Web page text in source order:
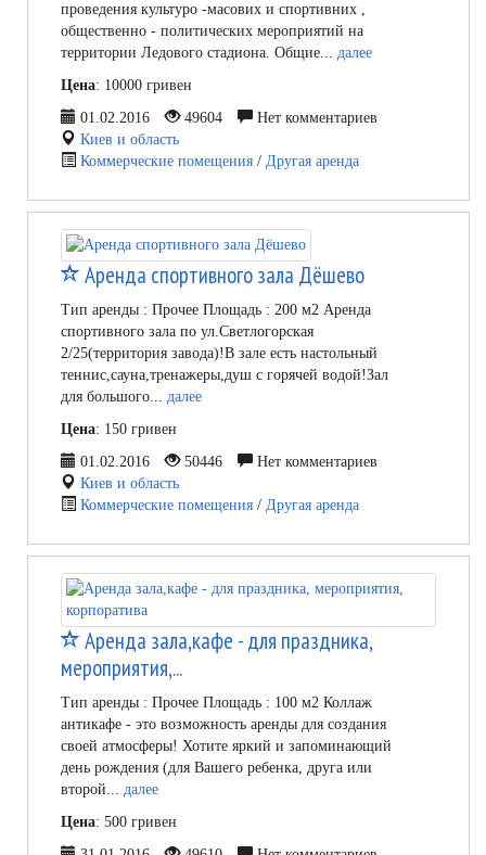
проведения культуро -масових и спортивних ,
общественно - политических мероприятий на
территории Ледового стадиона. Общие... далее
Цена: 10000 гривен
01.02.2016
49604
Нет комментариев
Киев и область
Коммерческие помещения / Другая аренда
Аренда спортивного зала Дёшево
Тип аренды : Прочее Площадь : 200 м2 Аренда
спортивного зала по ул.Светлогорская
2/25(территория завода)!В зале есть настольный
теннис,сауна,тренажеры,душ с горячей водой!Зал
для большого... далее
Цена: 150 гривен
01.02.2016
50446
Нет комментариев
Киев и область
Коммерческие помещения / Другая аренда
Аренда зала,кафе - для праздника,
мероприятия,...
Тип аренды : Прочее Площадь : 100 м2 Коллаж
антикафе - это возможность аренды для создания
своей атмосферы! Хотите яркий и запоминающий
день рождения (для Вашего ребенка, друга или
второй... далее
Цена: 500 гривен